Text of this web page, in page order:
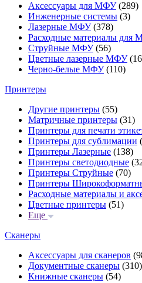
Аксессуары для МФУ(289)
Инженерные системы (3)
Лазерные МФУ(378)
Расходные материалы для
Струйные МФУ(56)
Цветные лазерные МФУ
Черно-белые МФУ(110)
Принтеры
Другие принтеры (55)
Матричные принтеры (31)
Принтеры для печати
Принтеры для сублимации
Принтеры Лазерные (138)
Принтеры светодиодные
Принтеры Струйные (70)
Принтеры
Расходные материалы и
Цветные принтеры (51)
Еще
Сканеры
Аксессуары для сканеров
Документные сканеры (310)
Книжные сканеры (54)